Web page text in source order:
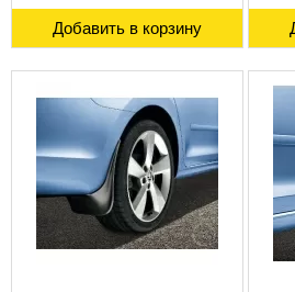
Добавить в корзину